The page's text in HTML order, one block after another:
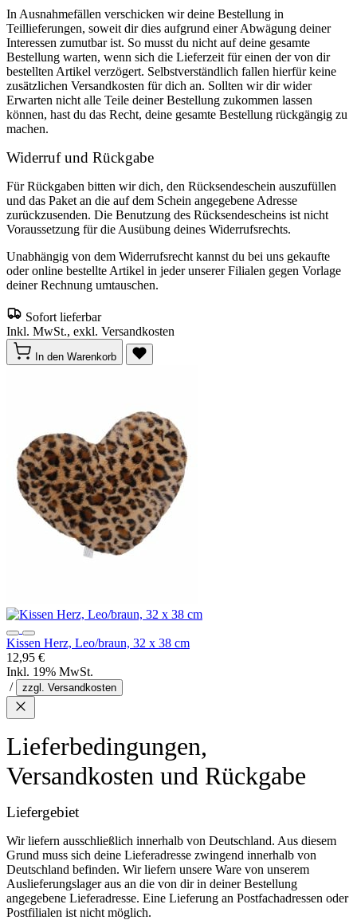
In Ausnahmefällen verschicken wir deine Bestellung in
Teillieferungen, soweit dir dies aufgrund einer Abwägung deiner
Interessen zumutbar ist. So musst du nicht auf deine gesamte
Bestellung warten, wenn sich die Lieferzeit für einen der von dir
bestellten Artikel verzögert. Selbstverständlich fallen hierfür keine
zusätzlichen Versandkosten für dich an. Sollten wir dir wider
Erwarten nicht alle Teile deiner Bestellung zukommen lassen
können, hast du das Recht, deine gesamte Bestellung rückgängig zu
machen.
Widerruf und Rückgabe
Für Rückgaben bitten wir dich, den Rücksendeschein auszufüllen
und das Paket an die auf dem Schein angegebene Adresse
zurückzusenden. Die Benutzung des Rücksendescheins ist nicht
Voraussetzung für die Ausübung deines Widerrufsrechts.
Unabhängig von dem Widerrufsrecht kannst du bei uns gekaufte
oder online bestellte Artikel in jeder unserer Filialen gegen Vorlage
deiner Rechnung umtauschen.
Sofort lieferbar
Inkl. MwSt., exkl. Versandkosten
In den Warenkorb
Kissen Herz, Leo/braun, 32 x 38 cm
12,95 €
Inkl. 19% MwSt.
/
zzgl. Versandkosten
Lieferbedingungen,
Versandkosten und Rückgabe
Liefergebiet
Wir liefern ausschließlich innerhalb von Deutschland. Aus diesem
Grund muss sich deine Lieferadresse zwingend innerhalb von
Deutschland befinden. Wir liefern unsere Ware von unserem
Auslieferungslager aus an die von dir in deiner Bestellung
angegebene Lieferadresse. Eine Lieferung an Postfachadressen oder
Postfilialen ist nicht möglich.